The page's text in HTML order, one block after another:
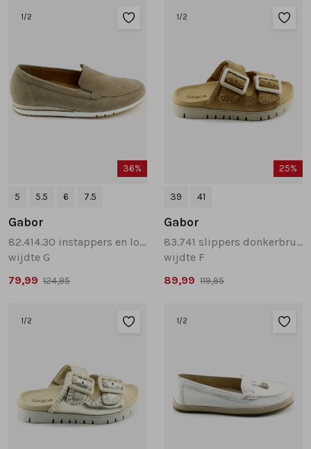
1 /2
36%
5 5.5 6 7.5
Gabor
82.414.30 instappers en loafers beige
wijdte G
79,99 124,95
1 /2
25%
39 41
Gabor
83.741 slippers donkerbruin
wijdte F
89,99 119,95
1 /2 1 /2